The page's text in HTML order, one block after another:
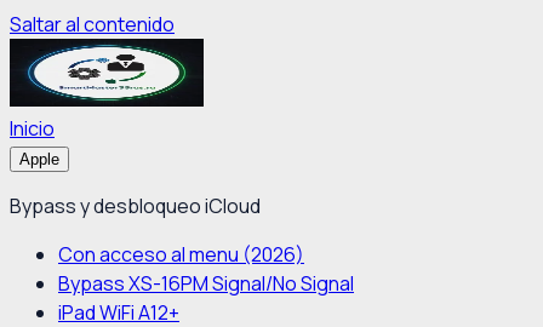
Saltar al contenido
Inicio
Apple
Bypass y desbloqueo iCloud
Con acceso al menu (2026)
Bypass XS-16PM Signal/No Signal
iPad WiFi A12+